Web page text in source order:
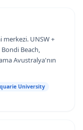
UNSW +
Beach,
Avustralya'nın
University